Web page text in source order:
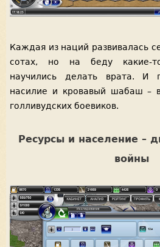
Каждая из наций развивалась
сотах, но на беду какие-
научились делать врата. И
насилие и кровавый шабаш –
голливудских боевиков.
Ресурсы и население –
войны